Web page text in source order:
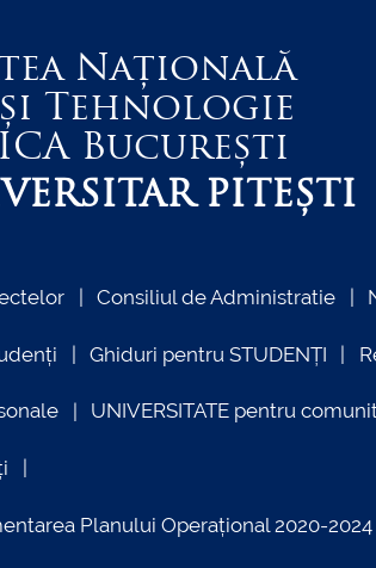
Națională
Tehnologie
București
PITEȘTI
Consiliul de Administratie
Ghiduri pentru STUDENȚI
UNIVERSITATE pentru
Planului Operațional 2020-2024